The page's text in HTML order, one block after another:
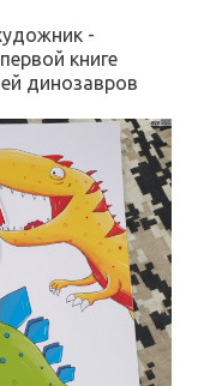
-
книге
динозавров